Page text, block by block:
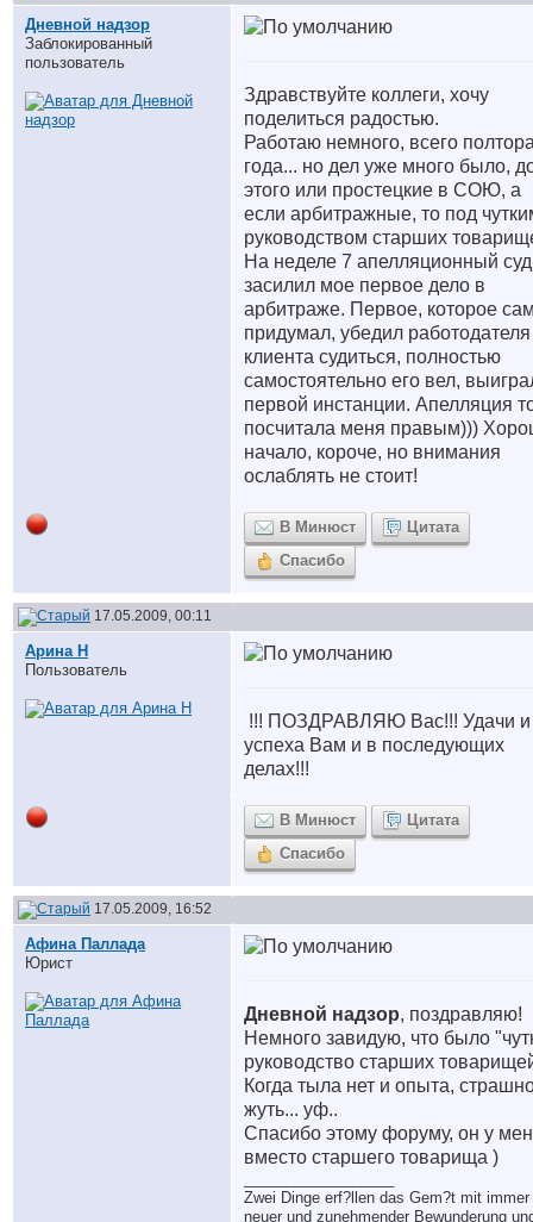
Дневной надзор
Заблокированный
пользователь
Здравствуйте коллеги, хочу
поделиться радостью.
Работаю немного, всего
года... но дел уже много было,
этого или простецкие в СОЮ, а
если арбитражные, то под
руководством старших
На неделе 7 апелляционный суд
засилил мое первое дело в
арбитраже. Первое, которое
придумал, убедил
клиента судиться, полностью
самостоятельно его вел,
первой инстанции. Апелляция
посчитала меня правым)))
начало, короче, но внимания
ослаблять не стоит!
В Минюст
Цитата
Спасибо
17.05.2009, 00:11
Арина Н
Пользователь
!!! ПОЗДРАВЛЯЮ Вас!!! Удачи и
успеха Вам и в последующих
делах!!!
В Минюст
Цитата
Спасибо
17.05.2009, 16:52
Афина Паллада
Юрист
Дневной надзор, поздравляю!
Немного завидую, что было
руководство старших
Когда тыла нет и опыта,
жуть... уф..
Спасибо этому форуму, он у
вместо старшего товарища )
Zwei Dinge erf?llen das Gem?t mit immer
neuer und zunehmender Bewunderung